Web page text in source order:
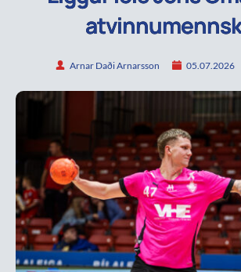
Arnar Daði Arnarsson 05.07.2026